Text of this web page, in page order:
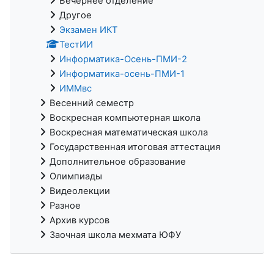
Другое
Экзамен ИКТ
ТестИИ
Информатика-Осень-ПМИ-2
Информатика-осень-ПМИ-1
ИММвс
Весенний семестр
Воскресная компьютерная школа
Воскресная математическая школа
Государственная итоговая аттестация
Дополнительное образование
Олимпиады
Видеолекции
Разное
Архив курсов
Заочная школа мехмата ЮФУ